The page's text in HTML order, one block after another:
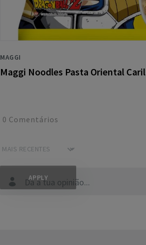
MAGGI
Maggi Noodles Pasta Oriental Caril
Dá a tua opinião...
0 Comentários